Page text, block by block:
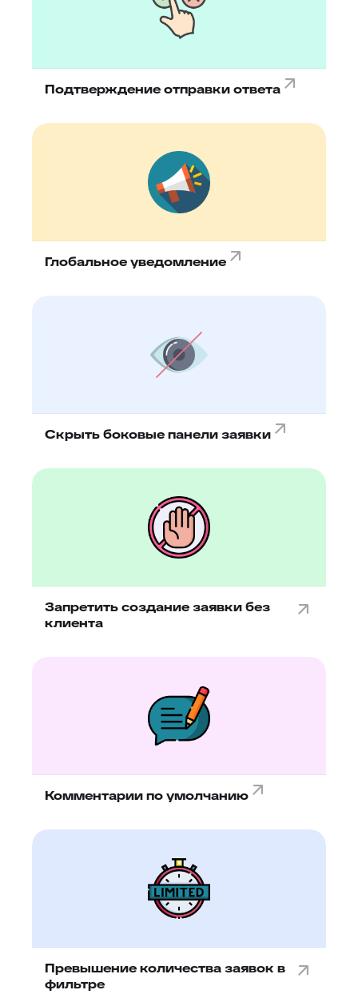
Подтверждение отправки ответа
Глобальное уведомление
Скрыть боковые панели заявки
Запретить создание заявки без
клиента
Комментарии по умолчанию
Превышение количества заявок в
фильтре